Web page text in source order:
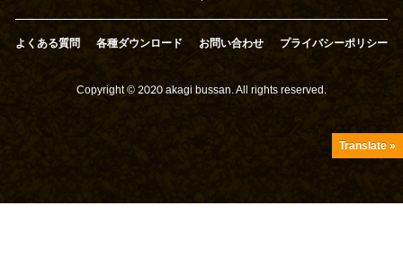
よくある質問 各種ダウンロード お問い合わせ プライバシーポリシー
Copyright © 2020 akagi bussan. All rights reserved.
Translate »